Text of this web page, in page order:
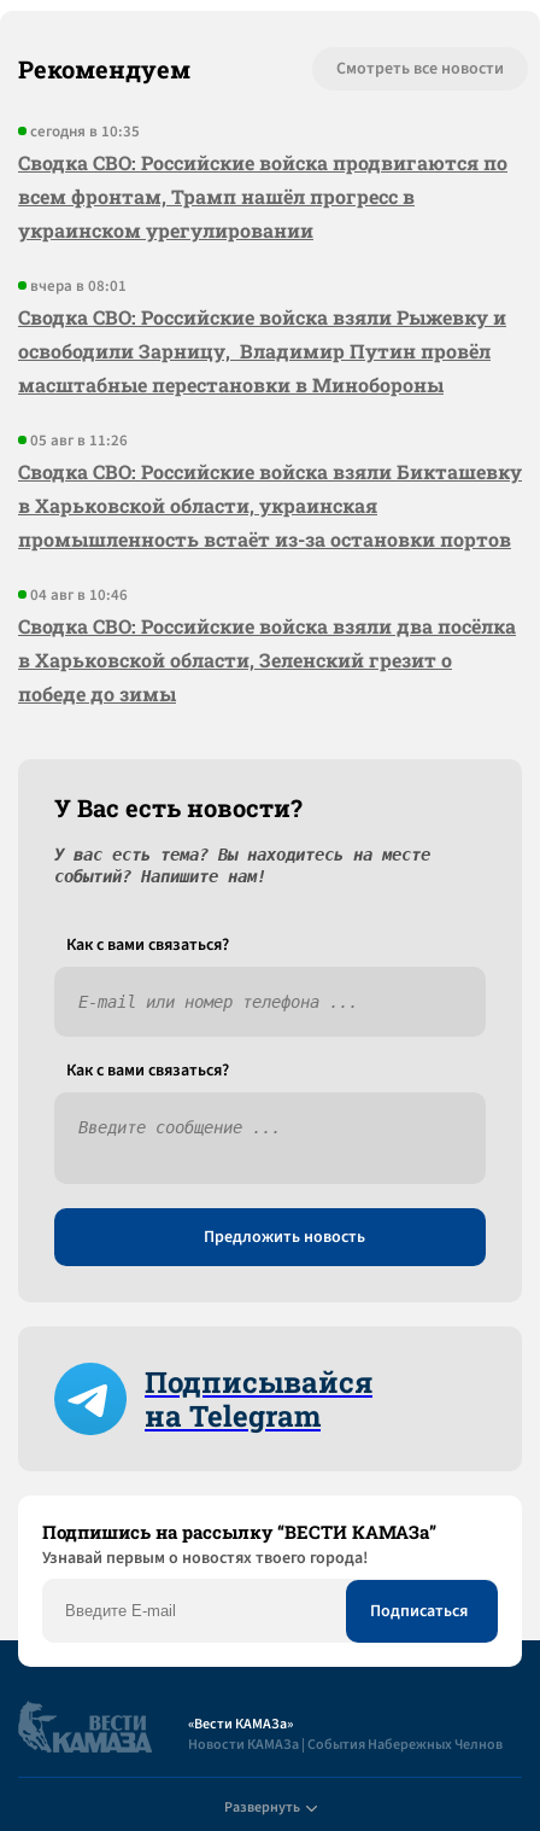
Рекомендуем Смотреть все новости
сегодня в 10:35
Сводка СВО: Российские войска продвигаются по
всем фронтам, Трамп нашёл прогресс в
украинском урегулировании
вчера в 08:01
Сводка СВО: Российские войска взяли Рыжевку и
освободили Зарницу, Владимир Путин провёл
масштабные перестановки в Минобороны
05 авг в 11:26
Сводка СВО: Российские войска взяли Бикташевку
в Харьковской области, украинская
промышленность встаёт из-за остановки портов
04 авг в 10:46
Сводка СВО: Российские войска взяли два посёлка
в Харьковской области, Зеленский грезит о
победе до зимы
У Вас есть новости?
У вас есть тема? Вы находитесь на месте
событий? Напишите нам!
Как c вами связаться?
Как c вами связаться?
Предложить новость
Подписывайся
на Telegram
Подпишись на рассылку “ВЕСТИ КАМАЗа”
Узнaвай первым о новостях твоего города!
«Вести КАМАЗа»
Новости КАМАЗа | События Набережных Челнов
Развернуть